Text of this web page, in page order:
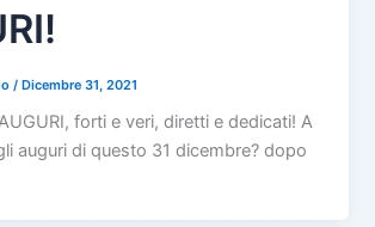
/Dicembre 31, 2021
AUGURI, forti e veri, diretti e dedicati! A
auguri di questo 31 dicembre? dopo